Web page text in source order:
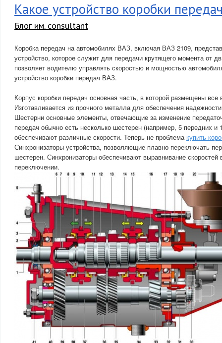
Какое устройство коробки
Блог им. consultant
Коробка передач на автомобилях ВАЗ, включая ВАЗ 2109,
устройство, которое служит для передачи крутящего момента от
позволяет водителю управлять скоростью и мощностью
устройство коробки передач ВАЗ.
Корпус коробки передач основная часть, в которой размещены все
Изготавливается из прочного металла для обеспечения
Шестерни основные элементы, отвечающие за изменение
передач обычно есть несколько шестерен (например, 5 передних и
обеспечивают различные скорости. Теперь не проблемакупить
Синхронизаторы устройства, позволяющие плавно переключать
шестерен. Синхронизаторы обеспечивают выравнивание
переключении.